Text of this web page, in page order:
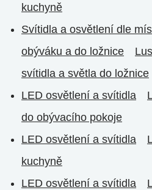
kuchyně
Svítidla a osvětlení dle
obýváku a do ložnice
svítidla a světla do ložnice
LED osvětlení a svítidla
do obývacího pokoje
LED osvětlení a svítidla
kuchyně
LED osvětlení a svítidla